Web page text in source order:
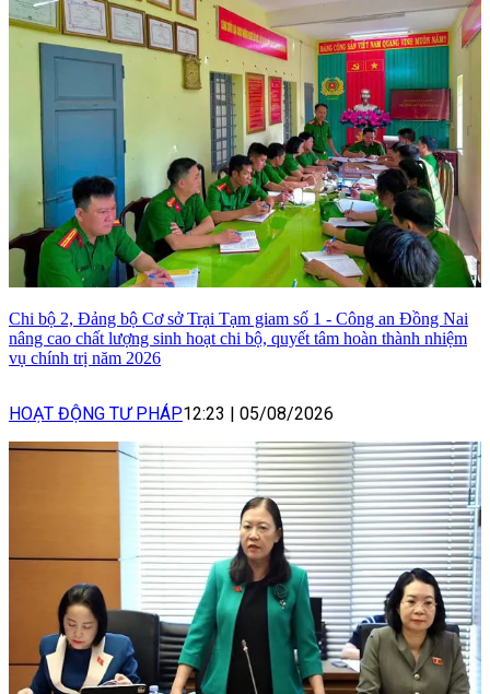
Chi bộ 2, Đảng bộ Cơ sở Trại Tạm giam số 1 - Công an Đồng Nai
nâng cao chất lượng sinh hoạt chi bộ, quyết tâm hoàn thành nhiệm
vụ chính trị năm 2026
HOẠT ĐỘNG TƯ PHÁP12:23 05/08/2026